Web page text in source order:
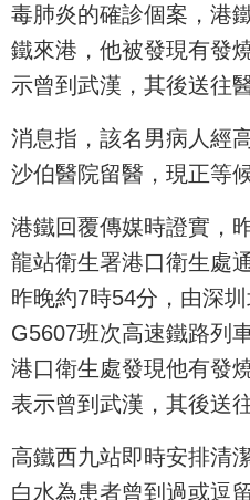
毒肺炎的確診個案，港
鐵來港，他被發現有發
示曾到武漢，其後送往
消息指，該名男病人經
沙伯醫院留醫，現正等
港鐵回覆傳媒時證實，
龍站衛生署港口衛生處
昨晚約7時54分，由深
G5607班次高速鐵路列
港口衛生處發現他有發
表示曾到武漢，其後送
高鐵西九站即時安排清
白水為患者曾到過或逗